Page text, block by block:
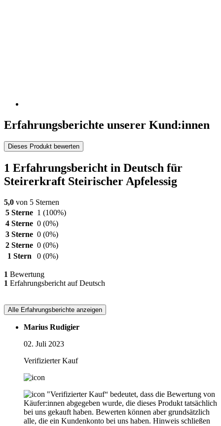
Erfahrungsberichte unserer Kund:innen
Dieses Produkt bewerten
1 Erfahrungsbericht in Deutsch für
Steirerkraft Steirischer Apfelessig
5,0 von 5 Sternen
5 Sterne 1 (100%)
4 Sterne 0 (0%)
3 Sterne 0 (0%)
2 Sterne 0 (0%)
1 Stern
0 (0%)
1 Bewertung
1 Erfahrungsbericht auf Deutsch
Alle Erfahrungsberichte anzeigen
Marius Rudigier
02. Juli 2023
Verifizierter Kauf
"Verifizierter Kauf“ bedeutet, dass die Bewertung von
Käufer:innen abgegeben wurde, die dieses Produkt tatsächlich
bei uns gekauft haben. Bewerten können aber grundsätzlich
alle, die ein Kundenkonto bei uns haben. Hinweis schließen